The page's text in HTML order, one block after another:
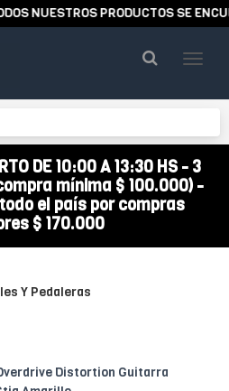
PRODUCTOS SE
DE 10:00 A 13:30 HS - 3
mínima $ 100.000) -
el país por compras
$ 170.000
Y Pedaleras